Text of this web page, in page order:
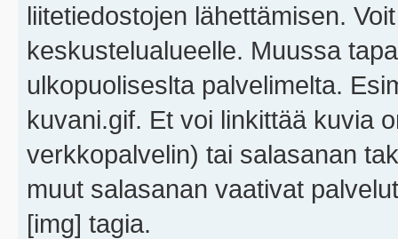
liitetiedostojen lähettämisen.
keskustelualueelle. Muussa
ulkopuoliseslta palvelimelta.
kuvani.gif. Et voi linkittää kuvia
verkkopalvelin) tai salasanan
muut salasanan vaativat
[img] tagia.